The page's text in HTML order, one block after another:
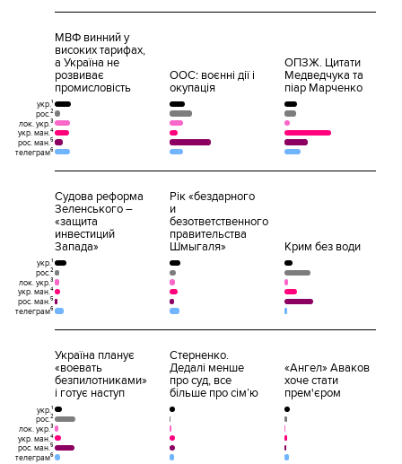
МВФ винний у
високих тарифах,
а Україна не
розвиває
промисловість
укр.¹
рос.²
лок. укр.³
укр. ман.⁴
рос. ман.⁵
телеграм⁶
ООС: воєнні дії і
окупація
ОПЗЖ. Цитати
Медведчука та
піар Марченко
Судова реформа
Зеленського –
«защита
инвестиций
Запада»
укр.¹
рос.²
лок. укр.³
укр. ман.⁴
рос. ман.⁵
телеграм⁶
Рік «бездарного
и
безответственного
правительства
Шмыгаля»
Крим без води
Україна планує
«воевать
безпилотниками»
і готує наступ
укр.¹
рос.²
лок. укр.³
укр. ман.⁴
рос. ман.⁵
телеграм⁶
Стерненко.
Дедалі менше
про суд, все
більше про сім’ю
«Ангел» Аваков
хоче стати
прем'єром